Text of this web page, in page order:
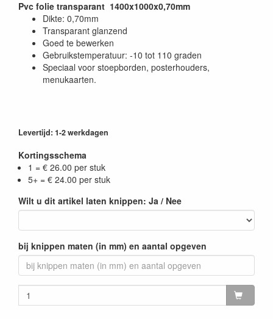
Pvc folie transparant 1400x1000x0,70mm
Dikte: 0,70mm
Transparant glanzend
Goed te bewerken
Gebruikstemperatuur: -10 tot 110 graden
Speciaal voor stoepborden, posterhouders,
menukaarten.
Levertijd: 1-2 werkdagen
Kortingsschema
1 = € 26.00 per stuk
5+ = € 24.00 per stuk
Wilt u dit artikel laten knippen: Ja / Nee
bij knippen maten (in mm) en aantal opgeven